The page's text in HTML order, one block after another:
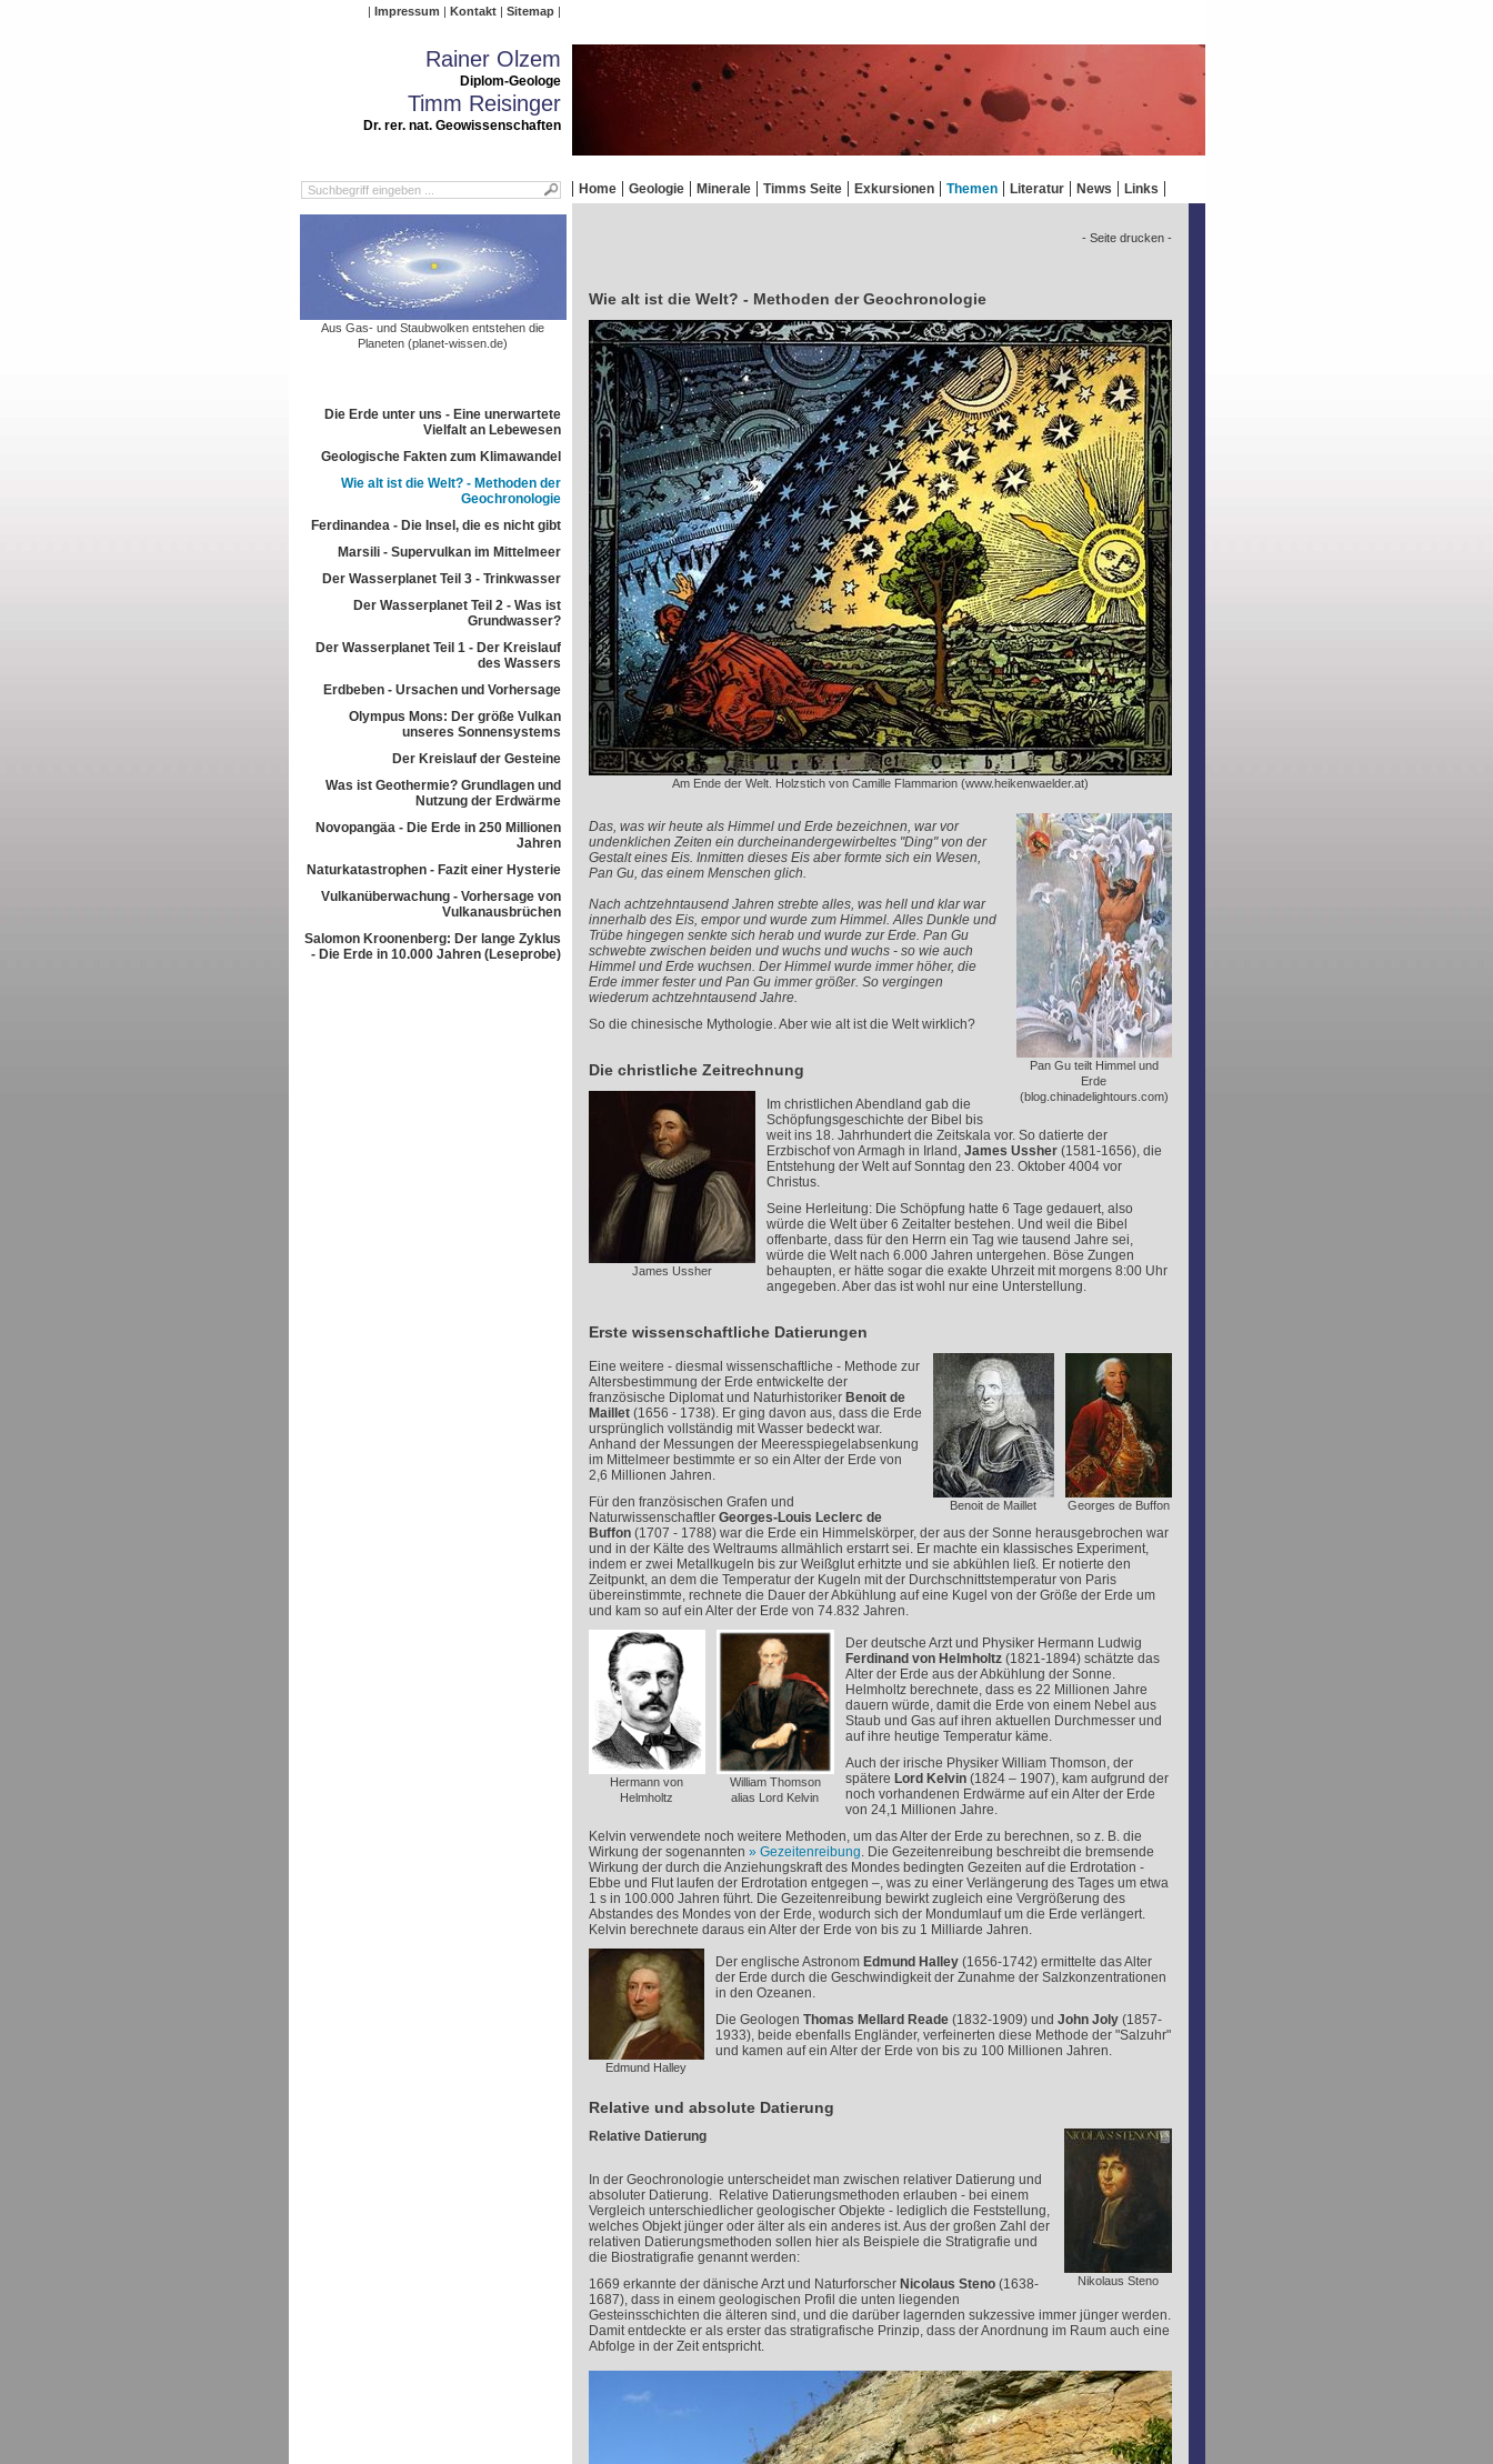
Impressum Kontakt Sitemap
Rainer Olzem
Diplom-Geologe
Timm Reisinger
Dr. rer. nat. Geowissenschaften
Home Geologie Minerale Timms Seite Exkursionen Themen Literatur News Links
Aus Gas- und Staubwolken entstehen die
Planeten (planet-wissen.de)
Die Erde unter uns - Eine unerwartete
Vielfalt an Lebewesen
Geologische Fakten zum Klimawandel
Wie alt ist die Welt? - Methoden der
Geochronologie
Ferdinandea - Die Insel, die es nicht gibt
Marsili - Supervulkan im Mittelmeer
Der Wasserplanet Teil 3 - Trinkwasser
Der Wasserplanet Teil 2 - Was ist
Grundwasser?
Der Wasserplanet Teil 1 - Der Kreislauf
des Wassers
Erdbeben - Ursachen und Vorhersage
Olympus Mons: Der größe Vulkan
unseres Sonnensystems
Der Kreislauf der Gesteine
Was ist Geothermie? Grundlagen und
Nutzung der Erdwärme
Novopangäa - Die Erde in 250 Millionen
Jahren
Naturkatastrophen - Fazit einer Hysterie
Vulkanüberwachung - Vorhersage von
Vulkanausbrüchen
Salomon Kroonenberg: Der lange Zyklus
- Die Erde in 10.000 Jahren (Leseprobe)
- Seite drucken -
Wie alt ist die Welt? - Methoden der Geochronologie
Am Ende der Welt. Holzstich von Camille Flammarion (www.heikenwaelder.at)
Pan Gu teilt Himmel und
Erde
(blog.chinadelightours.com)
Das, was wir heute als Himmel und Erde bezeichnen, war vor
undenklichen Zeiten ein durcheinandergewirbeltes "Ding" von der
Gestalt eines Eis. Inmitten dieses Eis aber formte sich ein Wesen,
Pan Gu, das einem Menschen glich.
Nach achtzehntausend Jahren strebte alles, was hell und klar war
innerhalb des Eis, empor und wurde zum Himmel. Alles Dunkle und
Trübe hingegen senkte sich herab und wurde zur Erde. Pan Gu
schwebte zwischen beiden und wuchs und wuchs - so wie auch
Himmel und Erde wuchsen. Der Himmel wurde immer höher, die
Erde immer fester und Pan Gu immer größer. So vergingen
wiederum achtzehntausend Jahre.
So die chinesische Mythologie. Aber wie alt ist die Welt wirklich?
Die christliche Zeitrechnung
James Ussher
Im christlichen Abendland gab die
Schöpfungsgeschichte der Bibel bis
weit ins 18. Jahrhundert die Zeitskala vor. So datierte der
Erzbischof von Armagh in Irland, James Ussher(1581-1656), die
Entstehung der Welt auf Sonntag den 23. Oktober 4004 vor
Christus.
Seine Herleitung: Die Schöpfung hatte 6 Tage gedauert, also
würde die Welt über 6 Zeitalter bestehen. Und weil die Bibel
offenbarte, dass für den Herrn ein Tag wie tausend Jahre sei,
würde die Welt nach 6.000 Jahren untergehen. Böse Zungen
behaupten, er hätte sogar die exakte Uhrzeit mit morgens 8:00 Uhr
angegeben. Aber das ist wohl nur eine Unterstellung.
Erste wissenschaftliche Datierungen
Benoit de Maillet Georges de Buffon
Eine weitere - diesmal wissenschaftliche - Methode zur
Altersbestimmung der Erde entwickelte der
französische Diplomat und Naturhistoriker Benoit de
Maillet(1656 - 1738). Er ging davon aus, dass die Erde
ursprünglich vollständig mit Wasser bedeckt war.
Anhand der Messungen der Meeresspiegelabsenkung
im Mittelmeer bestimmte er so ein Alter der Erde von
2,6 Millionen Jahren.
Für den französischen Grafen und
Naturwissenschaftler Georges-Louis Leclerc de
Buffon(1707 - 1788) war die Erde ein Himmelskörper, der aus der Sonne herausgebrochen war
und in der Kälte des Weltraums allmählich erstarrt sei. Er machte ein klassisches Experiment,
indem er zwei Metallkugeln bis zur Weißglut erhitzte und sie abkühlen ließ. Er notierte den
Zeitpunkt, an dem die Temperatur der Kugeln mit der Durchschnittstemperatur von Paris
übereinstimmte, rechnete die Dauer der Abkühlung auf eine Kugel von der Größe der Erde um
und kam so auf ein Alter der Erde von 74.832 Jahren.
Hermann von
Helmholtz
William Thomson
alias Lord Kelvin
Der deutsche Arzt und Physiker Hermann Ludwig
Ferdinand von Helmholtz(1821-1894) schätzte das
Alter der Erde aus der Abkühlung der Sonne.
Helmholtz berechnete, dass es 22 Millionen Jahre
dauern würde, damit die Erde von einem Nebel aus
Staub und Gas auf ihren aktuellen Durchmesser und
auf ihre heutige Temperatur käme.
Auch der irische Physiker William Thomson, der
spätere Lord Kelvin(1824 – 1907), kam aufgrund der
noch vorhandenen Erdwärme auf ein Alter der Erde
von 24,1 Millionen Jahre.
Kelvin verwendete noch weitere Methoden, um das Alter der Erde zu berechnen, so z. B. die
Wirkung der sogenannten
Gezeitenreibung. Die Gezeitenreibung beschreibt die bremsende
Wirkung der durch die Anziehungskraft des Mondes bedingten Gezeiten auf die Erdrotation -
Ebbe und Flut laufen der Erdrotation entgegen –, was zu einer Verlängerung des Tages um etwa
1 s in 100.000 Jahren führt. Die Gezeitenreibung bewirkt zugleich eine Vergrößerung des
Abstandes des Mondes von der Erde, wodurch sich der Mondumlauf um die Erde verlängert.
Kelvin berechnete daraus ein Alter der Erde von bis zu 1 Milliarde Jahren.
Edmund Halley
Der englische Astronom Edmund Halley(1656-1742) ermittelte das Alter
der Erde durch die Geschwindigkeit der Zunahme der Salzkonzentrationen
in den Ozeanen.
Die Geologen Thomas Mellard Reade(1832-1909) und John Joly(1857-
1933), beide ebenfalls Engländer, verfeinerten diese Methode der "Salzuhr"
und kamen auf ein Alter der Erde von bis zu 100 Millionen Jahren.
Relative und absolute Datierung
Nikolaus Steno
Relative Datierung
In der Geochronologie unterscheidet man zwischen relativer Datierung und
absoluter Datierung. Relative Datierungsmethoden erlauben - bei einem
Vergleich unterschiedlicher geologischer Objekte - lediglich die Feststellung,
welches Objekt jünger oder älter als ein anderes ist. Aus der großen Zahl der
relativen Datierungsmethoden sollen hier als Beispiele die Stratigrafie und
die Biostratigrafie genannt werden:
1669 erkannte der dänische Arzt und Naturforscher Nicolaus Steno(1638-
1687), dass in einem geologischen Profil die unten liegenden
Gesteinsschichten die älteren sind, und die darüber lagernden sukzessive immer jünger werden.
Damit entdeckte er als erster das stratigrafische Prinzip, dass der Anordnung im Raum auch eine
Abfolge in der Zeit entspricht.